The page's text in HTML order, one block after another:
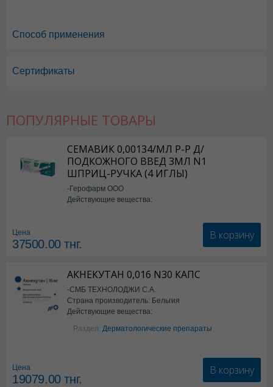
Способ применения
Сертификаты
ПОПУЛЯРНЫЕ ТОВАРЫ
СЕМАВИК 0,00134/МЛ Р-Р Д/
ПОДКОЖНОГО ВВЕД 3МЛ N1
ШПРИЦ-РУЧКА (4 ИГЛЫ)
-Герофарм ООО
Действующие вещества:
Цена
37500.00тнг.
В корзину
АКНЕКУТАН 0,016 N30 КАПС
-СМБ ТЕХНОЛОДЖИ С.А.
Страна производитель: Бельгия
Действующие вещества:
Изотретиноин
Раздел: Дерматологические препараты
Цена
19079.00тнг.
В корзину